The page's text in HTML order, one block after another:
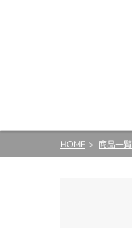
HOME 商品一覧